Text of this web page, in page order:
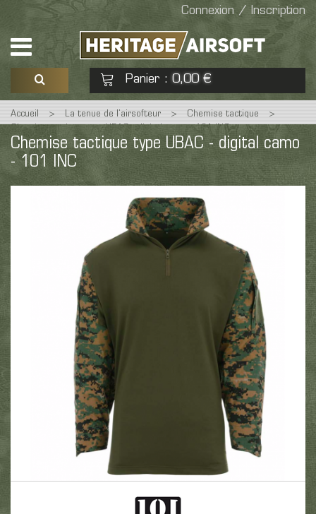
Connexion / Inscription
Panier : 0,00 €
Voir mon panier Commander
Aucun produit
Accueil > La tenue de l’airsofteur > Chemise tactique
>
Chemise tactique type UBAC - digital camo - 101 INC
Chemise tactique type UBAC - digital camo
- 101 INC